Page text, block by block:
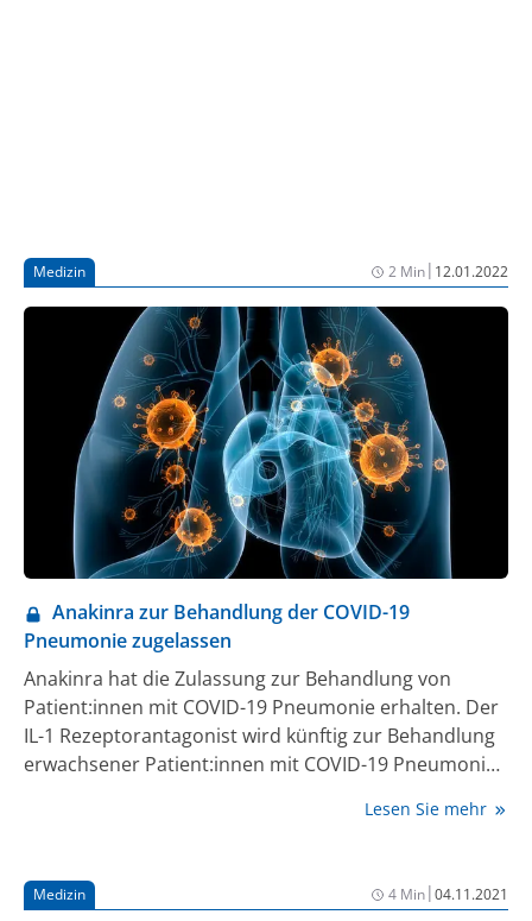
Medizin 2 Min| 12.01.2022
Anakinra zur Behandlung der COVID-19
Pneumonie zugelassen
Anakinra hat die Zulassung zur Behandlung von
Patient:innen mit COVID-19 Pneumonie erhalten. Der
IL-1 Rezeptorantagonist wird künftig zur Behandlung
erwachsener Patient:innen mit COVID-19 Pneumonie
Sauerstoffzufuhr benötigen und ein Risiko für
suPAR-Spiegel (lösliche Form des Urokinase
Plasminogen-Aktivator-Rezeptors) von ≥ 6 ng/ml
Lesen Sie mehr
Medizin 4 Min|04.11.2021